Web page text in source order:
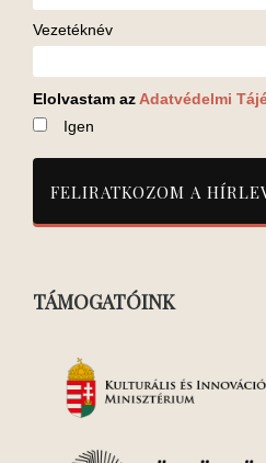
Vezetéknév
Elolvastam az Adatvédelmi
Igen
TÁMOGATÓINK